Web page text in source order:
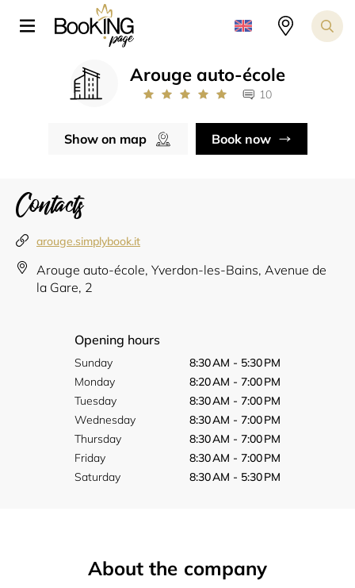
Arouge auto-école
10
Show on map Book now
Contacts
arouge.simplybook.it
Arouge auto-école, Yverdon-les-Bains, Avenue de
la Gare, 2
Opening hours
Sunday
8:30 AM - 5:30 PM
Monday
8:20 AM - 7:00 PM
Tuesday
8:30 AM - 7:00 PM
Wednesday
8:30 AM - 7:00 PM
Thursday
8:30 AM - 7:00 PM
Friday
8:30 AM - 7:00 PM
Saturday
8:30 AM - 5:30 PM
About the company